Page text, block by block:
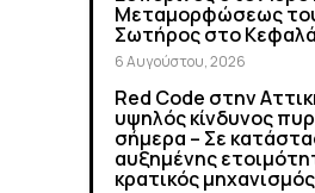
Μεταμορφώσεως
Σωτήρος στο
6 Αυγούστου, 2026
Red Code στην
υψηλός κίνδυνος
σήμερα – Σε
αυξημένης
κρατικός μηχανισμός